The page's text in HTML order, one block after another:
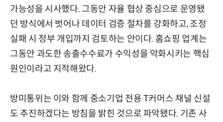
가능성을 시사했다. 그동안 자율 협상 중심으로 운영됐
던 방식에서 벗어나 데이터 검증 절차를 강화하고, 조정
실패 시 정부 개입까지 검토하는 안이다. 홈쇼핑 업계는
그동안 과도한 송출수수료가 수익성을 악화시키는 핵심
원인이라고 지적해왔다.
방미통위는 이와 함께 중소기업 전용 T커머스 채널 신설
도 추진하겠다는 방침을 밝힌 것으로 파악됐다. 기존 사